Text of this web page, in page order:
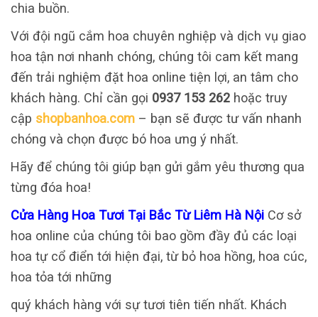
chia buồn.
Với đội ngũ cắm hoa chuyên nghiệp và dịch vụ giao
hoa tận nơi nhanh chóng, chúng tôi cam kết mang
đến trải nghiệm đặt hoa online tiện lợi, an tâm cho
khách hàng. Chỉ cần gọi 0937 153 262 hoặc truy
cập shopbanhoa.com – bạn sẽ được tư vấn nhanh
chóng và chọn được bó hoa ưng ý nhất.
Hãy để chúng tôi giúp bạn gửi gắm yêu thương qua
từng đóa hoa!
Cửa Hàng Hoa Tươi Tại Bắc Từ Liêm Hà Nội Cơ sở
hoa online của chúng tôi bao gồm đầy đủ các loại
hoa tự cổ điển tới hiện đại, từ bỏ hoa hồng, hoa cúc,
hoa tỏa tới những
quý khách hàng với sự tươi tiên tiến nhất. Khách